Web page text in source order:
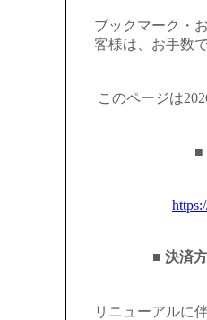
ブックマーク・
客様は、お手数
このページは
■
■ 決済
リニューアルに